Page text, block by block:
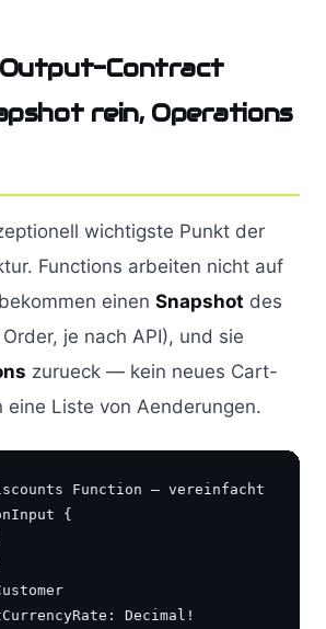
Contract
rein, Operations
wichtigste Punkt der
Functions arbeiten nicht auf
einen Snapshot des
je nach API), und sie
zurueck — kein neues Cart-
eine Liste von Aenderungen.
Function — vereinfacht
{
Decimal!